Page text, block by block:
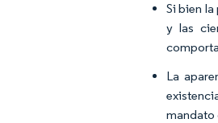
Si bien
y las
La
mandato